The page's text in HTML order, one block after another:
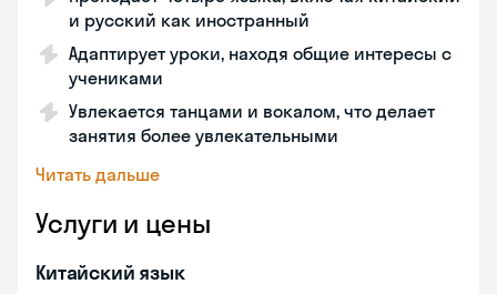
и русский как иностранный
Адаптирует уроки, находя общие интересы с
учениками
Увлекается танцами и вокалом, что делает
занятия более увлекательными
Читать дальше
Услуги и цены
Китайский язык